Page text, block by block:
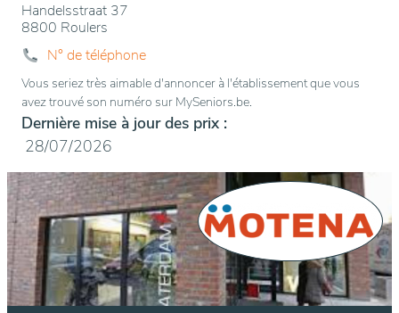
Handelsstraat 37
8800 Roulers
N° de téléphone
Vous seriez très aimable d'annoncer à l'établissement que vous
avez trouvé son numéro sur MySeniors.be.
Dernière mise à jour des prix :
28/07/2026